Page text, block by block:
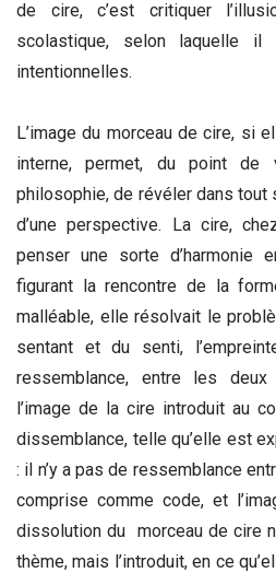
de cire, c’est critiquer
scolastique, selon laquelle il
intentionnelles.
L’image du morceau de cire, si
interne, permet, du point de
philosophie, de révéler dans
d’une perspective. La cire,
penser une sorte d’harmonie
figurant la rencontre de la
malléable, elle résolvait le
sentant et du senti,
ressemblance, entre les
l’image de la cire introduit au
dissemblance, telle qu’elle est
: il n’y a pas de ressemblance
comprise comme code, et
dissolution du morceau de cire
thème, mais l’introduit, en ce